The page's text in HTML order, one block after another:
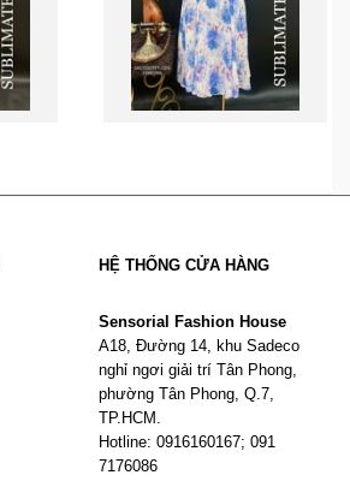
HỆ THỐNG CỬA HÀNG
Sensorial Fashion House
A18, Đường 14, khu Sadeco
nghỉ ngơi giải trí Tân Phong,
phường Tân Phong, Q.7,
TP.HCM.
Hotline: 0916160167; 091
7176086